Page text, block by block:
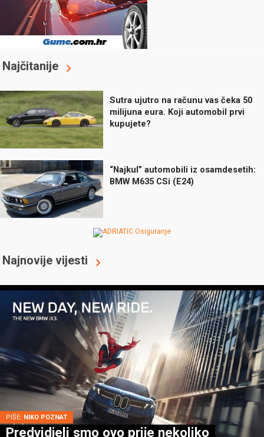
Najčitanije
Sutra ujutro na računu vas čeka 50
milijuna eura. Koji automobil prvi
kupujete?
“Najkul” automobili iz osamdesetih:
BMW M635 CSi (E24)
Najnovije vijesti
PIŠE: NIKO POZNAT
Predvidjeli smo ovo prije nekoliko